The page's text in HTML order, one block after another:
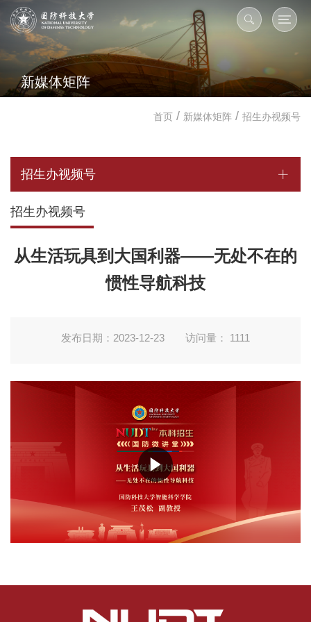
新媒体矩阵
首页 / 新媒体矩阵 / 招生办视频号
招生办视频号
招生办视频号
从生活玩具到大国利器——无处不在的
惯性导航科技
发布日期：2023-12-23 访问量： 1111